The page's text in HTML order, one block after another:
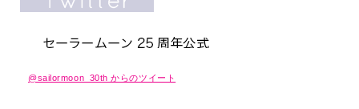
@sailormoon_30th からのツイート